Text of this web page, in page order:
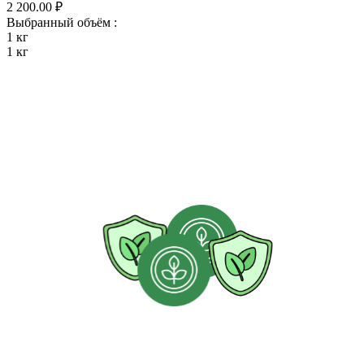
2 200.00 ₽
Выбранный объём :
1 кг
1 кг